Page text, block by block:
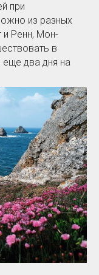
при
из разных
и Ренн, Мон-
в
еще два дня на